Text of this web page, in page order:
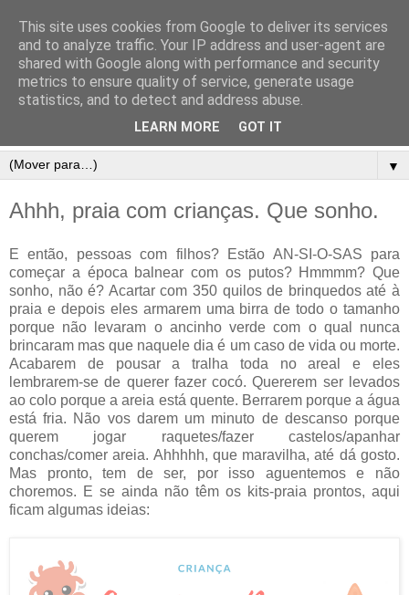
▼
Ahhh, praia com crianças. Que sonho.
E então, pessoas com filhos? Estão AN-SI-O-SAS para
começar a época balnear com os putos? Hmmmm? Que
sonho, não é? Acartar com 350 quilos de brinquedos até à
praia e depois eles armarem uma birra de todo o tamanho
porque não levaram o ancinho verde com o qual nunca
brincaram mas que naquele dia é um caso de vida ou morte.
Acabarem de pousar a tralha toda no areal e eles
lembrarem-se de querer fazer cocó. Quererem ser levados
ao colo porque a areia está quente. Berrarem porque a água
está fria. Não vos darem um minuto de descanso porque
querem jogar raquetes/fazer castelos/apanhar
conchas/comer areia. Ahhhhh, que maravilha, até dá gosto.
Mas pronto, tem de ser, por isso aguentemos e não
choremos. E se ainda não têm os kits-praia prontos, aqui
ficam algumas ideias:
This site uses cookies from Google to deliver its services
and to analyze traffic. Your IP address and user-agent are
shared with Google along with performance and security
metrics to ensure quality of service, generate usage
statistics, and to detect and address abuse.
LEARN MORE GOT IT